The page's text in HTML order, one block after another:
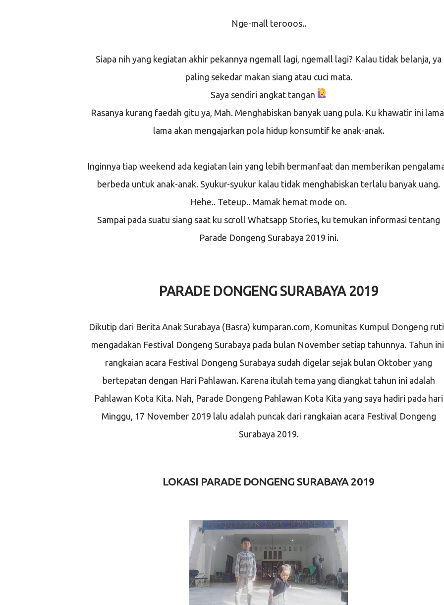
Nge-mall terooos..
Siapa nih yang kegiatan akhir pekannya ngemall lagi, ngemall lagi? Kalau tidak belanja, ya
paling sekedar makan siang atau cuci mata.
Saya sendiri angkat tangan
Rasanya kurang faedah gitu ya, Mah. Menghabiskan banyak uang pula. Ku khawatir ini
lama akan mengajarkan pola hidup konsumtif ke anak-anak.
Inginnya tiap weekend ada kegiatan lain yang lebih bermanfaat dan memberikan
berbeda untuk anak-anak. Syukur-syukur kalau tidak menghabiskan terlalu banyak uang.
Hehe.. Teteup.. Mamak hemat mode on.
Sampai pada suatu siang saat ku scroll Whatsapp Stories, ku temukan informasi tentang
Parade Dongeng Surabaya 2019 ini.
PARADE DONGENG SURABAYA 2019
Dikutip dari Berita Anak Surabaya (Basra) kumparan.com, Komunitas Kumpul Dongeng
mengadakan Festival Dongeng Surabaya pada bulan November setiap tahunnya. Tahun
rangkaian acara Festival Dongeng Surabaya sudah digelar sejak bulan Oktober yang
bertepatan dengan Hari Pahlawan. Karena itulah tema yang diangkat tahun ini adalah
Pahlawan Kota Kita. Nah, Parade Dongeng Pahlawan Kota Kita yang saya hadiri pada hari
Minggu, 17 November 2019 lalu adalah puncak dari rangkaian acara Festival Dongeng
Surabaya 2019.
LOKASI PARADE DONGENG SURABAYA 2019